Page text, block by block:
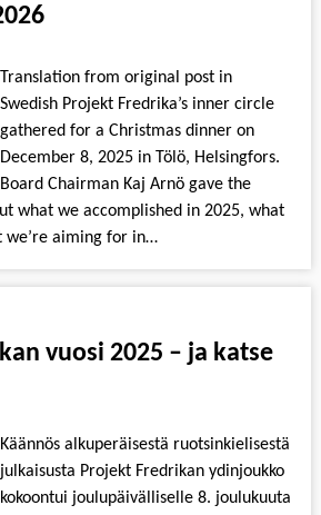
Translation from original post in
Swedish Projekt Fredrika’s inner circle
gathered for a Christmas dinner on
December 8, 2025 in Tölö, Helsingfors.
Board Chairman Kaj Arnö gave the
what we accomplished in 2025, what
we’re aiming for in…
vuosi 2025 – ja katse
Käännös alkuperäisestä ruotsinkielisestä
julkaisusta Projekt Fredrikan ydinjoukko
kokoontui joulupäivälliselle 8. joulukuuta